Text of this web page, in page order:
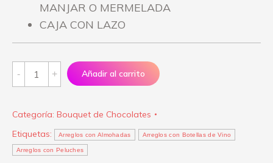
MANJAR O MERMELADA
CAJA CON LAZO
de
(15-
20
UNIDS)
Añadir al carrito
Categoría: Bouquet de Chocolates
Etiquetas:
Arreglos con Almohadas Arreglos con Botellas de Vino
Arreglos con Peluches